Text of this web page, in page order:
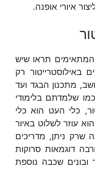
איורי אופנה.
תראו שיש
באילוסטרייטור רק
מתכנון הבגד ועד
שלמדתם בלימודי
כלי העט הוא כלי
עוזר לשלוט באיור
שרק ניתן, מדריכים
דוגמאות סרוקות
ובונים שכבה נוספת